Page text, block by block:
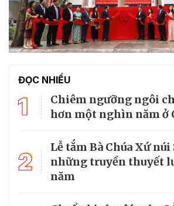
ĐỌC NHIỀU
1
Chiêm ngưỡng ngôi
hơn một nghìn năm ở
2
Lễ tắm Bà Chúa Xứ núi
những truyền thuyết
năm